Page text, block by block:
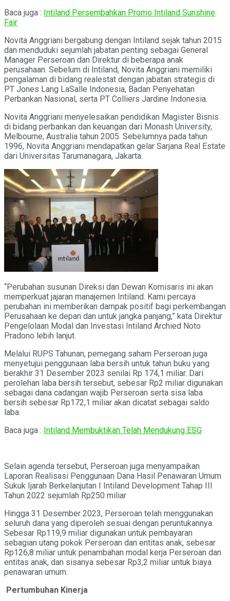
Baca juga : Intiland Persembahkan Promo Intiland Sunshine
Fair
Novita Anggriani bergabung dengan Intiland sejak tahun 2015
dan menduduki sejumlah jabatan penting sebagai General
Manager Perseroan dan Direktur di beberapa anak
perusahaan. Sebelum di Intiland, Novita Anggriani memiliki
pengalaman di bidang realestat dengan jabatan strategis di
PT Jones Lang LaSalle Indonesia, Badan Penyehatan
Perbankan Nasional, serta PT Colliers Jardine Indonesia.
Novita Anggriani menyelesaikan pendidikan Magister Bisnis
di bidang perbankan dan keuangan dari Monash University,
Melbourne, Australia tahun 2005. Sebelumnya pada tahun
1996, Novita Anggriani mendapatkan gelar Sarjana Real Estate
dari Universitas Tarumanagara, Jakarta.
“Perubahan susunan Direksi dan Dewan Komisaris ini akan
memperkuat jajaran manajemen Intiland. Kami percaya
perubahan ini memberikan dampak positif bagi perkembangan
Perusahaan ke depan dan untuk jangka panjang,” kata Direktur
Pengelolaan Modal dan Investasi Intiland Archied Noto
Pradono lebih lanjut.
Melalui RUPS Tahunan, pemegang saham Perseroan juga
menyetujui penggunaan laba bersih untuk tahun buku yang
berakhir 31 Desember 2023 senilai Rp 174,1 miliar. Dari
perolehan laba bersih tersebut, sebesar Rp2 miliar digunakan
sebagai dana cadangan wajib Perseroan serta sisa laba
bersih sebesar Rp172,1 miliar akan dicatat sebagai saldo
laba.
Baca juga : Intiland Membuktikan Telah Mendukung ESG
Selain agenda tersebut, Perseroan juga menyampaikan
Laporan Realisasi Penggunaan Dana Hasil Penawaran Umum
Sukuk Ijarah Berkelanjutan I Intiland Development Tahap III
Tahun 2022 sejumlah Rp250 miliar
Hingga 31 Desember 2023, Perseroan telah menggunakan
seluruh dana yang diperoleh sesuai dengan peruntukannya.
Sebesar Rp119,9 miliar digunakan untuk pembayaran
sebagian utang pokok Perseroan dan entitas anak, sebesar
Rp126,8 miliar untuk penambahan modal kerja Perseroan dan
entitas anak, dan sisanya sebesar Rp3,2 miliar untuk biaya
penawaran umum.
Pertumbuhan Kinerja